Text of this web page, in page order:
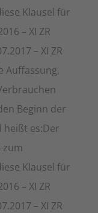
Klausel für
– XI ZR
– XI ZR
Auffassung,
Beginn der
es:Der
zum
Klausel für
– XI ZR
– XI ZR